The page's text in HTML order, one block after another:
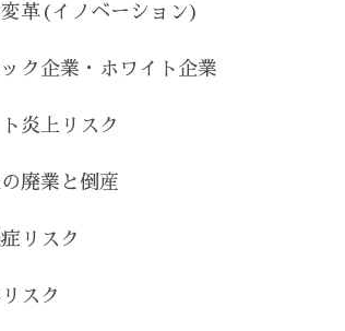
革(イノベーション)
ク企業・ホワイト企業
炎上リスク
廃業と倒産
リスク
スク